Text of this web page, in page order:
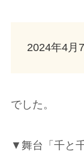
2024年4月
でした。
▼舞台「千と